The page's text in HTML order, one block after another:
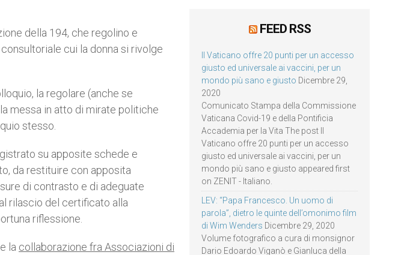
della 194, che regolino e
cui la donna si rivolge
la regolare (anche se
messa in atto di mirate politiche
stesso.
su apposite schede e
da restituire con apposita
di contrasto e di adeguate
rilascio del certificato alla
riflessione.
la collaborazione fra Associazioni di
FEED RSS
Il Vaticano offre 20 punti per un accesso
giusto ed universale ai vaccini, per un
mondo più sano e giusto Dicembre 29,
2020
Comunicato Stampa della Commissione
Vaticana Covid-19 e della Pontificia
Accademia per la Vita The post Il
Vaticano offre 20 punti per un accesso
giusto ed universale ai vaccini, per un
mondo più sano e giusto appeared first
on ZENIT - Italiano.
LEV: “Papa Francesco. Un uomo di
parola”, dietro le quinte dell’omonimo film
di Wim Wenders Dicembre 29, 2020
Volume fotografico a cura di monsignor
Dario Edoardo Viganò e Gianluca della